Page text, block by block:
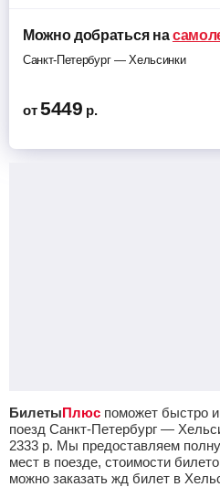
Можно добраться на
Санкт-Петербург — Хельсинки
от5449 р.
БилетыПлюс поможет быстро
поезд Санкт-Петербург —
2333 р. Мы предоставляем
мест в поезде, стоимости
можно заказать жд билет в